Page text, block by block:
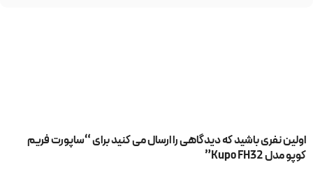
اولین نفری باشید که دیدگاهی را ارسال می کنید برای “ساپورت فریم
کوپو مدل Kupo FH32”